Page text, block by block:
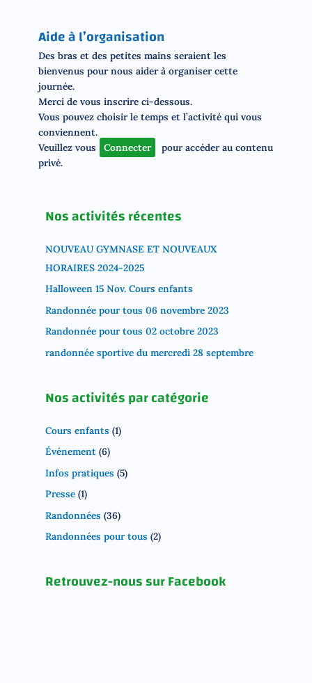
Aide à l’organisation
Des bras et des petites mains seraient les
bienvenus pour nous aider à organiser cette
journée.
Merci de vous inscrire ci-dessous.
Vous pouvez choisir le temps et l’activité qui vous
conviennent.
Veuillez vous
Connecter
pour accéder au contenu
privé.
Nos activités récentes
NOUVEAU GYMNASE ET NOUVEAUX
HORAIRES 2024-2025
Halloween 15 Nov. Cours enfants
Randonnée pour tous 06 novembre 2023
Randonnée pour tous 02 octobre 2023
randonnée sportive du mercredi 28 septembre
Nos activités par catégorie
Cours enfants (1)
Événement(6)
Infos pratiques (5)
Presse(1)
Randonnées (36)
Randonnées pour tous (2)
Retrouvez-nous sur Facebook